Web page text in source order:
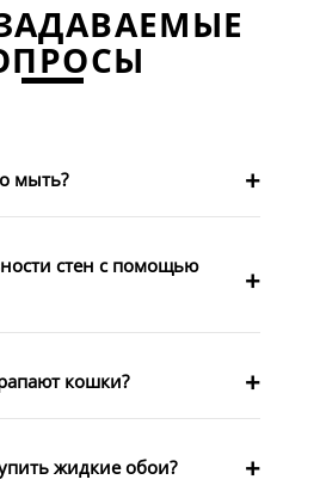
мыть?
стен с помощью
кошки?
жидкие обои?